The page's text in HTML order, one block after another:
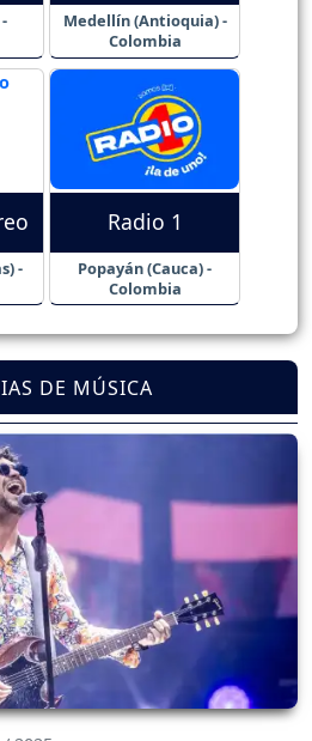
Medellín (Antioquia) -
Colombia
-
Radio 1
Popayán (Cauca) -
Colombia
DE MÚSICA